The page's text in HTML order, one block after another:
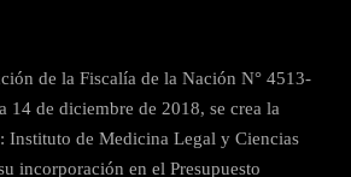
de la Fiscalía de la Nación N° 4513-
14 de diciembre de 2018, se crea la
Instituto de Medicina Legal y Ciencias
incorporación en el Presupuesto